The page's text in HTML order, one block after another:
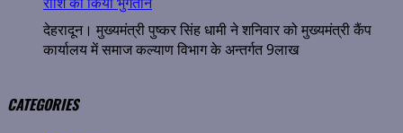
देहरादून। मुख्यमंत्री पुष्कर सिंह धामी ने शनिवार को मुख्यमंत्री कैंप
कार्यालय में समाज कल्याण विभाग के अन्तर्गत 9लाख
CATEGORIES